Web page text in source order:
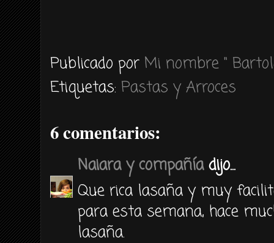
Publicado por Mi nombre "
Etiquetas: Pastas y Arroces
6 comentarios:
Naiara y compañíadijo...
Que rica lasaña y muy
para esta semana, hace
lasaña.